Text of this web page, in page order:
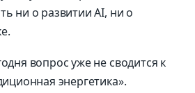
ни о развитии AI, ни о
вопрос уже не сводится к
энергетика».